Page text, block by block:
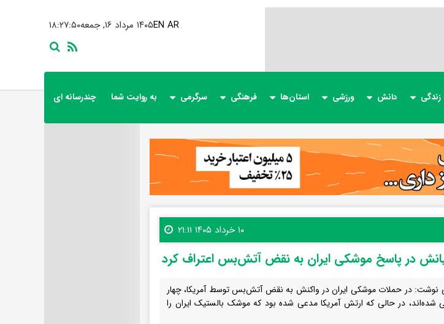
۱۸:۲۷:۵۱ ۱۴۰۵ مرداد ۱۶, جمعهEN AR
دانش ورزشی استان‌ها فرهنگی سرگرمی به روایت شما چندرسانه ای
۱۰ خرداد ۱۴۰۵ ۲۱:۱۱
در پاسخ موشکی ایران به نقض آتش‌بس اعتراف کرد
نوشت: در حملات موشکی ایران در واکنش به نقض آتش‌بس توسط آمریکا، چهار
شده‌اند، در حالی که ارتش آمریکا مدعی شده بود که موشک بالستیک ایران را